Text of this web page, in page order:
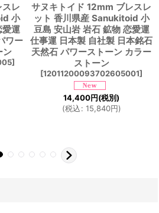
レ
小
愛運
ワー
ン
]
サヌキトイド 12mm ブレスレ
ット 香川県産 Sanukitoid 小
豆島 安山岩 岩石 鉱物 恋愛運
仕事運 日本製 自社製 日本銘石
天然石 パワーストーン カラー
ストーン
[12011200093702605001]
14,400円(税別)
(税込: 15,840円)